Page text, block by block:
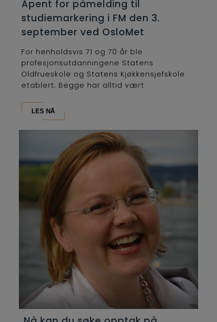
Åpent for påmelding til
studiemarkering i FM den 3.
september ved OsloMet
For henholdsvis 71 og 70 år ble
profesjonsutdanningene Statens
Oldfrueskole og Statens Kjøkkensjefskole
etablert. Begge har alltid vært
LES NÅ